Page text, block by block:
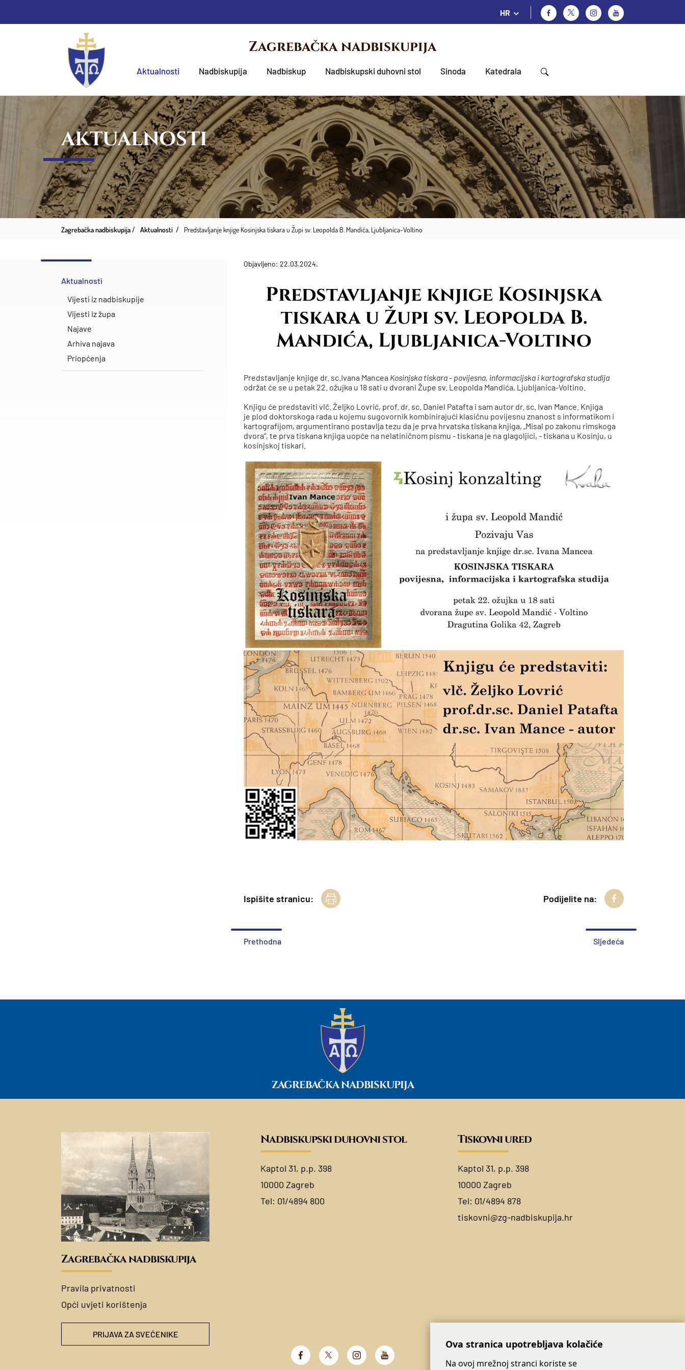
HR
Zagrebačka nadbiskupija
Aktualnosti Nadbiskupija Nadbiskup Nadbiskupski duhovni stol Sinoda Katedrala
AKTUALNOSTI
Zagrebačka nadbiskupija Aktualnosti Predstavljanje knjige Kosinjska tiskara u Župi sv. Leopolda B. Mandića, Ljubljanica-Voltino
Aktualnosti
Vijesti iz nadbiskupije
Vijesti iz župa
Najave
Arhiva najava
Priopćenja
Objavljeno: 22.03.2024.
Predstavljanje knjige Kosinjska
tiskara u Župi sv. Leopolda B.
Mandića, Ljubljanica-Voltino
Predstavljanje knjige dr. sc.Ivana Mancea Kosinjska tiskara - povijesna, informacijska i kartografska studija
održat će se u petak 22. ožujka u 18 sati u dvorani Župe sv. Leopolda Mandića, Ljubljanica-Voltino.
Knjigu će predstaviti vlč. Željko Lovrić, prof. dr. sc. Daniel Patafta i sam autor dr. sc. Ivan Mance. Knjiga
je plod doktorskoga rada u kojemu sugovornik kombinirajući klasičnu povijesnu znanost s informatikom i
kartografijom, argumentirano postavlja tezu da je prva hrvatska tiskana knjiga, „Misal po zakonu rimskoga
dvora“, te prva tiskana knjiga uopće na nelatiničnom pismu - tiskana je na glagoljici, - tiskana u Kosinju, u
kosinjskoj tiskari.
Ispišite stranicu: Podijelite na:
Prethodna Sljedeća
ZAGREBAČKA NADBISKUPIJA
Zagrebačka nadbiskupija
Pravila privatnosti
Opći uvjeti korištenja
PRIJAVA ZA SVEĆENIKE
Nadbiskupski duhovni stol
Kaptol 31, p.p. 398
10000 Zagreb
Tel: 01/4894 800
Tiskovni ured
Kaptol 31, p.p. 398
10000 Zagreb
Tel: 01/4894 878
tiskovni@zg-nadbiskupija.hr
Ova stranica upotrebljava kolačiće
Na ovoj mrežnoj stranci koriste se